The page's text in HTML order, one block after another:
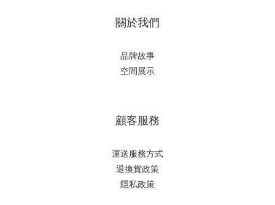
關於我們
品牌故事
空間展示
顧客服務
運送服務方式
退換貨政策
隱私政策